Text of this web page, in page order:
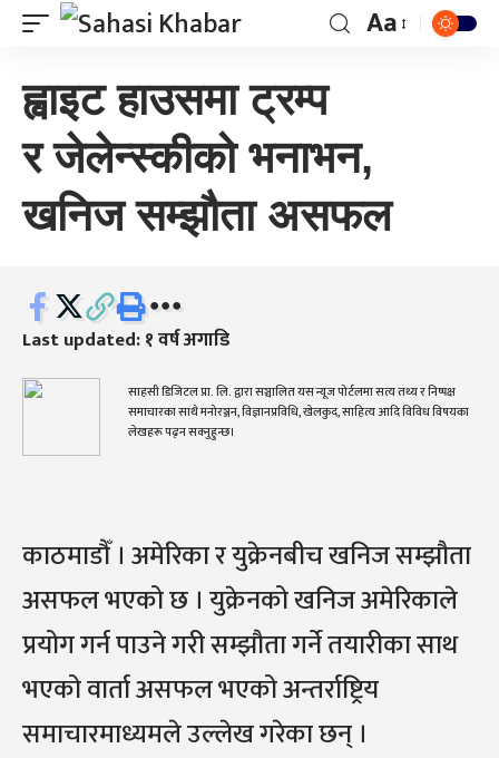
Aa
ह्वाइट हाउसमा ट्रम्प
र जेलेन्स्कीको भनाभन,
खनिज सम्झौता असफल
Last updated: १ वर्ष अगाडि
साहसी डिजिटल प्रा. लि. द्वारा सञ्चालित यस न्यूज पोर्टलमा सत्य तथ्य र निष्पक्ष
समाचारका साथै मनोरञ्जन, विज्ञानप्रविधि, खेलकुद, साहित्य आदि विविध विषयका
लेखहरू पढ्न सक्नुहुन्छ।
काठमाडौँ । अमेरिका र युक्रेनबीच खनिज सम्झौता
असफल भएको छ । युक्रेनको खनिज अमेरिकाले
प्रयोग गर्न पाउने गरी सम्झौता गर्ने तयारीका साथ
भएको वार्ता असफल भएको अन्तर्राष्ट्रिय
समाचारमाध्यमले उल्लेख गरेका छन् ।